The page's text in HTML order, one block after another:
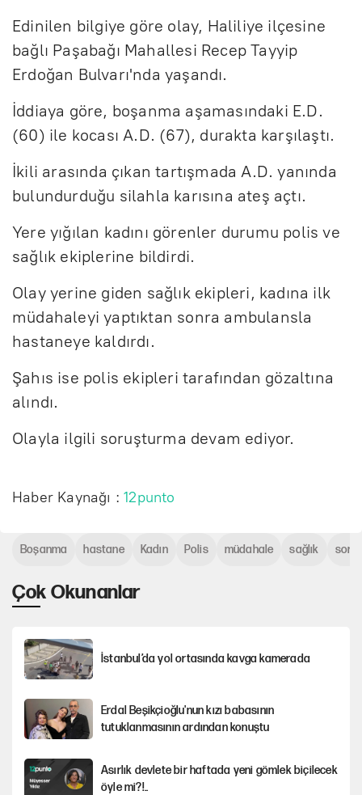
Edinilen bilgiye göre olay, Haliliye ilçesine
bağlı Paşabağı Mahallesi Recep Tayyip
Erdoğan Bulvarı'nda yaşandı.
İddiaya göre, boşanma aşamasındaki E.D.
(60) ile kocası A.D. (67), durakta karşılaştı.
İkili arasında çıkan tartışmada A.D. yanında
bulundurduğu silahla karısına ateş açtı.
Yere yığılan kadını görenler durumu polis ve
sağlık ekiplerine bildirdi.
Olay yerine giden sağlık ekipleri, kadına ilk
müdahaleyi yaptıktan sonra ambulansla
hastaneye kaldırdı.
Şahıs ise polis ekipleri tarafından gözaltına
alındı.
Olayla ilgili soruşturma devam ediyor.
Haber Kaynağı :12punto
Çok Okunanlar
İstanbul’da yol ortasında kavga kamerada
Erdal Beşikçioğlu'nun kızı babasının
tutuklanmasının ardından konuştu
Asırlık devlete bir haftada yeni gömlek biçilecek
öyle mi?!..
Boşanma hastane Kadın Polis müdahale sağlık